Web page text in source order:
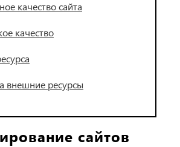
качество сайта
качество
внешние ресурсы
сайтов